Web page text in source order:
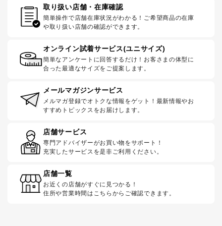
取り扱い店舗・在庫確認
簡単操作で店舗在庫状況がわかる！ご希望商品の在庫
や取り扱い店舗の確認ができます。
オンライン試着サービス(ユニサイズ)
簡単なアンケートに回答するだけ！お客さまの体型に
合った最適なサイズをご提案します。
メールマガジンサービス
メルマガ登録でオトクな情報をゲット！最新情報やお
すすめトピックスをお届けします。
店舗サービス
専門アドバイザーがお買い物をサポート！
充実したサービスを是非ご利用ください。
店舗一覧
お近くの店舗がすぐに見つかる！
住所や営業時間はこちらからご確認できます。